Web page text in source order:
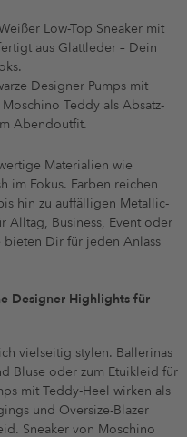
Low-Top Sneaker mit
aus Glattleder – Dein
Designer Pumps mit
Teddy als Absatz-
Abendoutfit.
Materialien wie
im Fokus. Farben reichen
hin zu auffälligen Metallic-
Alltag, Business, Event oder
bieten Dir für jeden Anlass
Designer Highlights für
vielseitig stylen. Ballerinas
Bluse oder zum Etuikleid für
mit Teddy-Heel wirken als
und Oversize-Blazer
Sneaker von Moschino